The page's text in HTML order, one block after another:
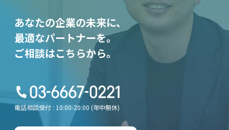
あなたの企業の未来に、
最適なパートナーを。
ご相談はこちらから。
電話相談受付 : 10:00-20:00 (年中無休)